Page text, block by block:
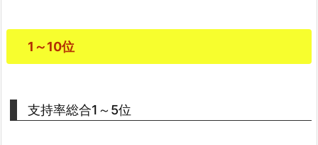
1～10位
支持率総合1～5位